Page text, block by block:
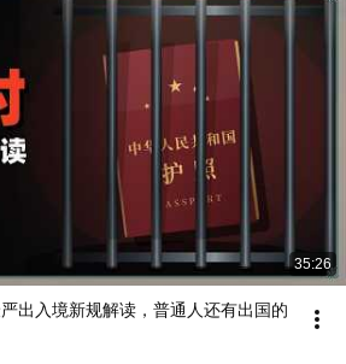
35:26
出入境新规解读，普通人还有出国的